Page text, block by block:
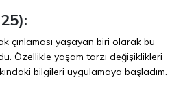
çınlaması yaşayan biri olarak bu
Özellikle yaşam tarzı değişiklikleri
bilgileri uygulamaya başladım.